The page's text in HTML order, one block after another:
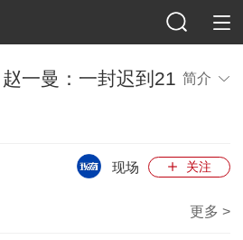
一曼：一封迟到21
简介
关注
现场
更多 >